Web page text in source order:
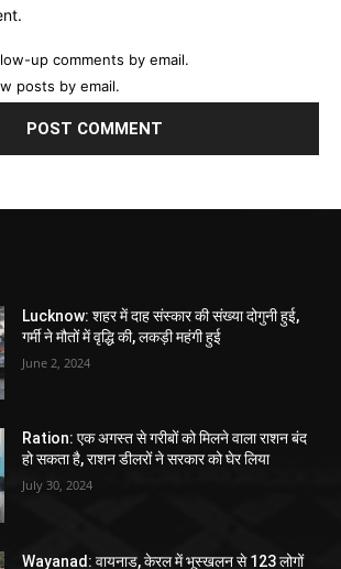
up comments by email.
posts by email.
Lucknow: शहर में दाह संस्कार की संख्या दोगुनी हुई,
गर्मी ने मौतों में वृद्धि की, लकड़ी महंगी हुई
June 2, 2024
Ration: एक अगस्त से गरीबों को मिलने वाला राशन बंद
हो सकता है, राशन डीलरों ने सरकार को घेर लिया
July 30, 2024
Wayanad: वायनाड, केरल में भूस्खलन से 123 लोगों